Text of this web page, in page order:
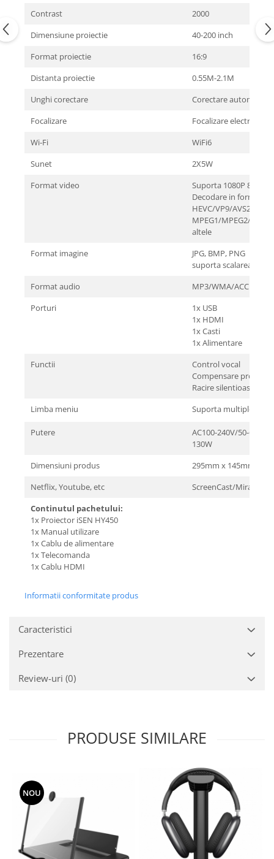
Contrast
2000
Dimensiune proiectie
40-200 inch
Format proiectie
16:9
Distanta proiectie
0.55M-2.1M
Unghi corectare
Corectare automata
Focalizare
Focalizare electrica
Wi-Fi
WiFi6
Sunet
2X5W
Format video
Suporta 1080P 8K
Decodare in format
HEVC/VP9/AVS2/AVC
MPEG1/MPEG2/AV1
altele
Format imagine
JPG, BMP, PNG
suporta scalarea
Format audio
MP3/WMA/ACC
Porturi
1x USB
1x HDMI
1x Casti
1x Alimentare
Functii
Control vocal
Compensare proiectie
Racire silentioasa
Limba meniu
Suporta multiple limbi
Putere
AC100-240V/50-60HZ
130W
Dimensiuni produs
295mm x 145mm x
Netflix, Youtube, etc
ScreenCast/MiraCast
Continutul pachetului:
1x Proiector iSEN HY450
1x Manual utilizare
1x Cablu de alimentare
1x Telecomanda
1x Cablu HDMI
Informatii conformitate produs
Caracteristici
Prezentare
Review-uri (0)
PRODUSE SIMILARE
NOU